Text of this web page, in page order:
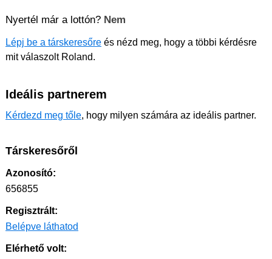
Nyertél már a lottón? Nem
Lépj be a társkeresőre és nézd meg, hogy a többi kérdésre
mit válaszolt Roland.
Ideális partnerem
Kérdezd meg tőle, hogy milyen számára az ideális partner.
Társkeresőről
Azonosító:
656855
Regisztrált:
Belépve láthatod
Elérhető volt: